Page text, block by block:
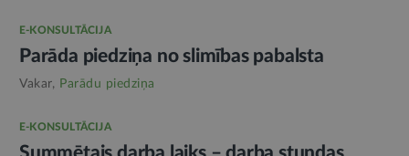
E-KONSULTĀCIJA
Parāda piedziņa no slimības pabalsta
Vakar, Parādu piedziņa
E-KONSULTĀCIJA